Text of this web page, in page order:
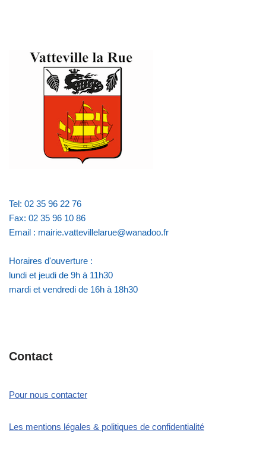
Tel: 02 35 96 22 76
Fax: 02 35 96 10 86
Email : mairie.vattevillelarue@wanadoo.fr
Horaires d'ouverture :
lundi et jeudi de 9h à 11h30
mardi et vendredi de 16h à 18h30
Contact
Pour nous contacter
Les mentions légales & politiques de confidentialité